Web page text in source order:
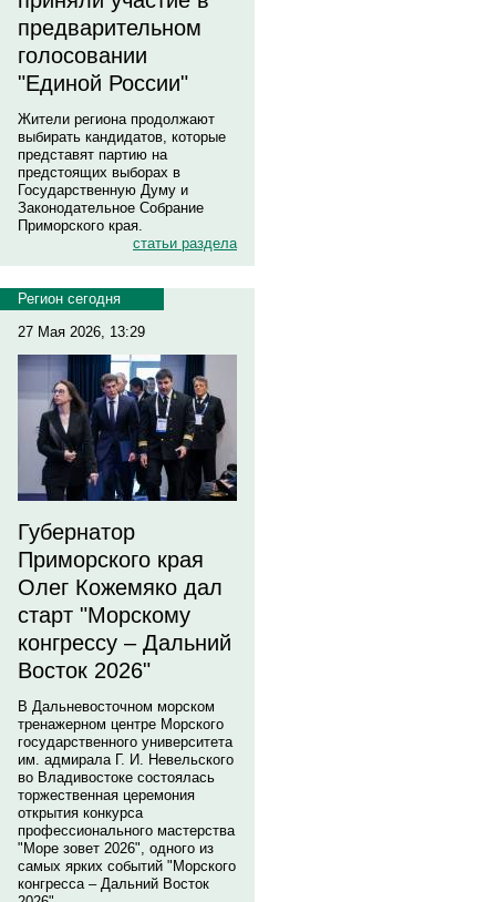
предварительном
голосовании
"Единой России"
Жители региона продолжают
выбирать кандидатов, которые
представят партию на
предстоящих выборах в
Государственную Думу и
Законодательное Собрание
Приморского края.
статьи раздела
Регион сегодня
27 Мая 2026, 13:29
Губернатор
Приморского края
Олег Кожемяко дал
старт "Морскому
конгрессу – Дальний
Восток 2026"
В Дальневосточном морском
тренажерном центре Морского
государственного университета
им. адмирала Г. И. Невельского
во Владивостоке состоялась
торжественная церемония
открытия конкурса
профессионального мастерства
"Море зовет 2026", одного из
самых ярких событий "Морского
конгресса – Дальний Восток